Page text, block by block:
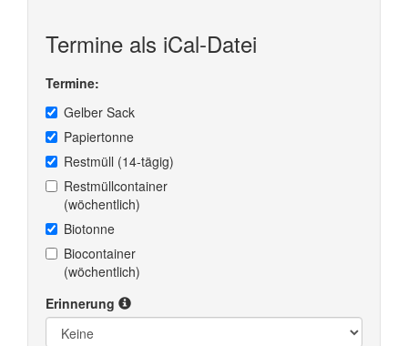
Termine als iCal-Datei
Termine:
Gelber Sack
Papiertonne
Restmüll (14-tägig)
Restmüllcontainer
(wöchentlich)
Biotonne
Biocontainer
(wöchentlich)
Erinnerung